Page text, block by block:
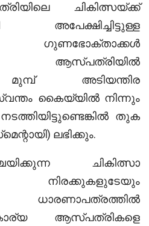
ചികിത്സയ്ക്ക്
അപേക്ഷിച്ചിട്ടുള്ള
ആസ്പത്രിയില്‍
മുമ്പ് അടിയന്തിര
കൈയ്യില്‍ നിന്നും
തുക
ലഭിക്കും.
ചികിത്സാ
നിരക്കുകളുടേയും
ധാരണാപത്രത്തില്‍
ആസ്പത്രികളെ